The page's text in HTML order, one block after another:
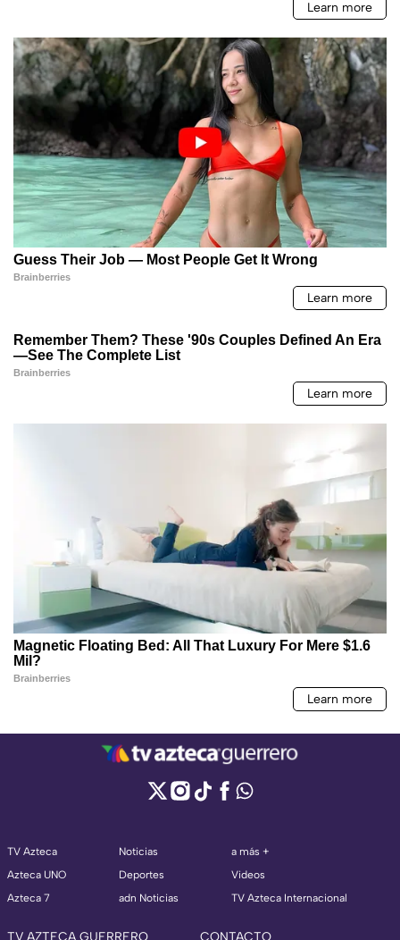
TV Azteca
Azteca UNO
Azteca 7
Noticias
Deportes
adn Noticias
a más +
Videos
TV Azteca Internacional